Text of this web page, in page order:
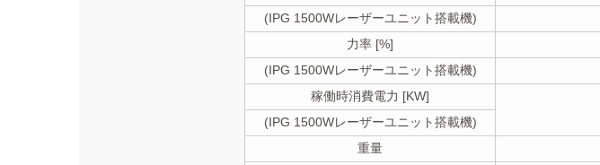
(IPG 1500Wレーザーユニット搭載機)
力率 [%]
(IPG 1500Wレーザーユニット搭載機)
稼働時消費電力 [KW]
(IPG 1500Wレーザーユニット搭載機)
重量